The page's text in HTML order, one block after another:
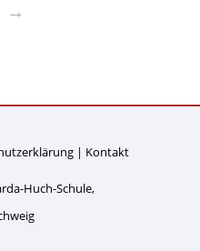
→
Kontakt
Huch-Schule,